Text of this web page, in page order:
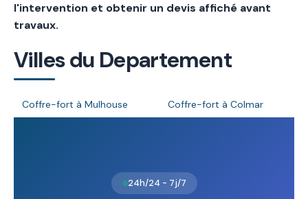
l'intervention et obtenir un devis affiché avant
travaux.
Villes du Departement
Coffre-fort à Mulhouse Coffre-fort à Colmar
24h/24 - 7j/7